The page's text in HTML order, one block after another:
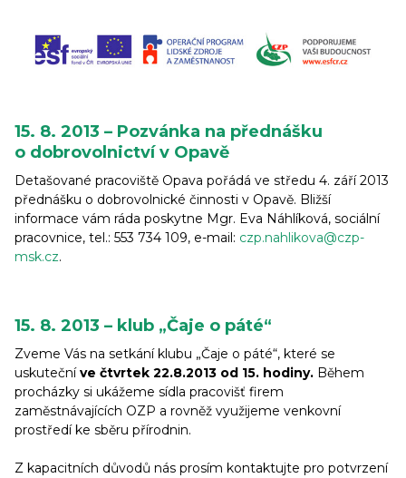
15. 8. 2013 – Pozvánka na přednášku
o dobrovolnictví v Opavě
Detašované pracoviště Opava pořádá ve středu 4. září 2013
přednášku o dobrovolnické činnosti v Opavě. Bližší
informace vám ráda poskytne Mgr. Eva Náhlíková, sociální
pracovnice, tel.: 553 734 109, e-mail: czp.nahlikova@czp-
msk.cz.
15. 8. 2013 – klub „Čaje o páté“
Zveme Vás na setkání klubu „Čaje o páté“, které se
uskutečníve čtvrtek 22.8.2013 od 15. hodiny. Během
procházky si ukážeme sídla pracovišť firem
zaměstnávajících OZP a rovněž využijeme venkovní
prostředí ke sběru přírodnin.
Z kapacitních důvodů nás prosím kontaktujte pro potvrzení